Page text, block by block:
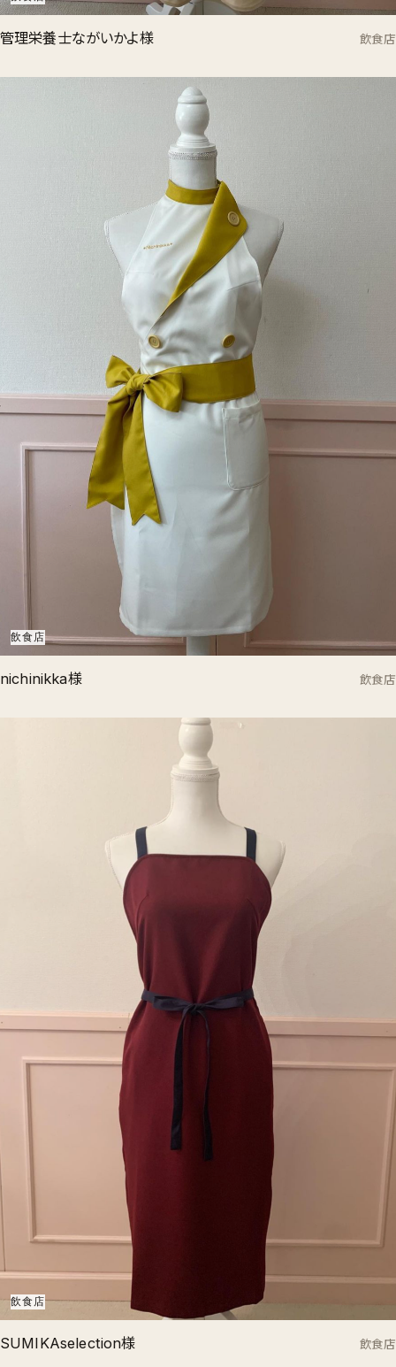
管理栄養士ながいかよ様 飲食店
飲食店
nichinikka様 飲食店
飲食店
SUMIKAselection様 飲食店